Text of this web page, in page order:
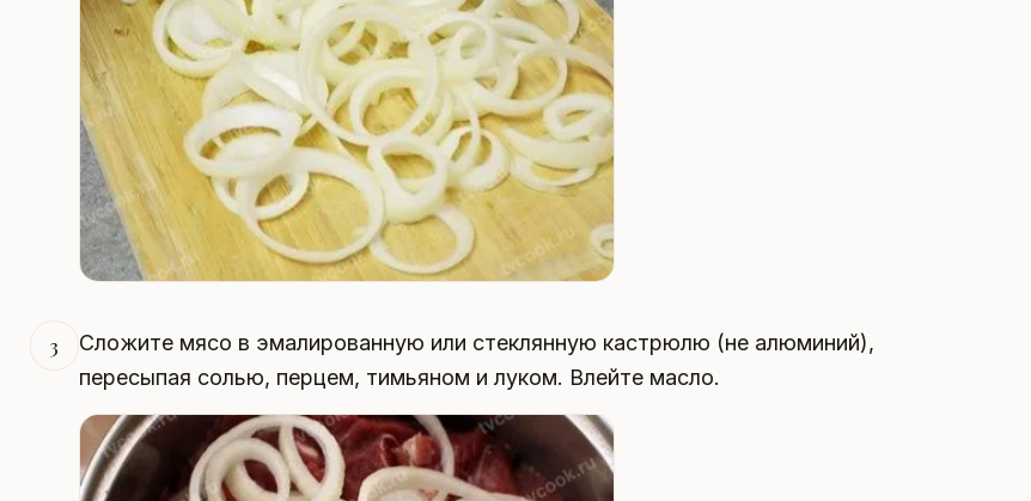
3
Сложите мясо в эмалированную или стеклянную кастрюлю (не алюминий),
пересыпая солью, перцем, тимьяном и луком. Влейте масло.